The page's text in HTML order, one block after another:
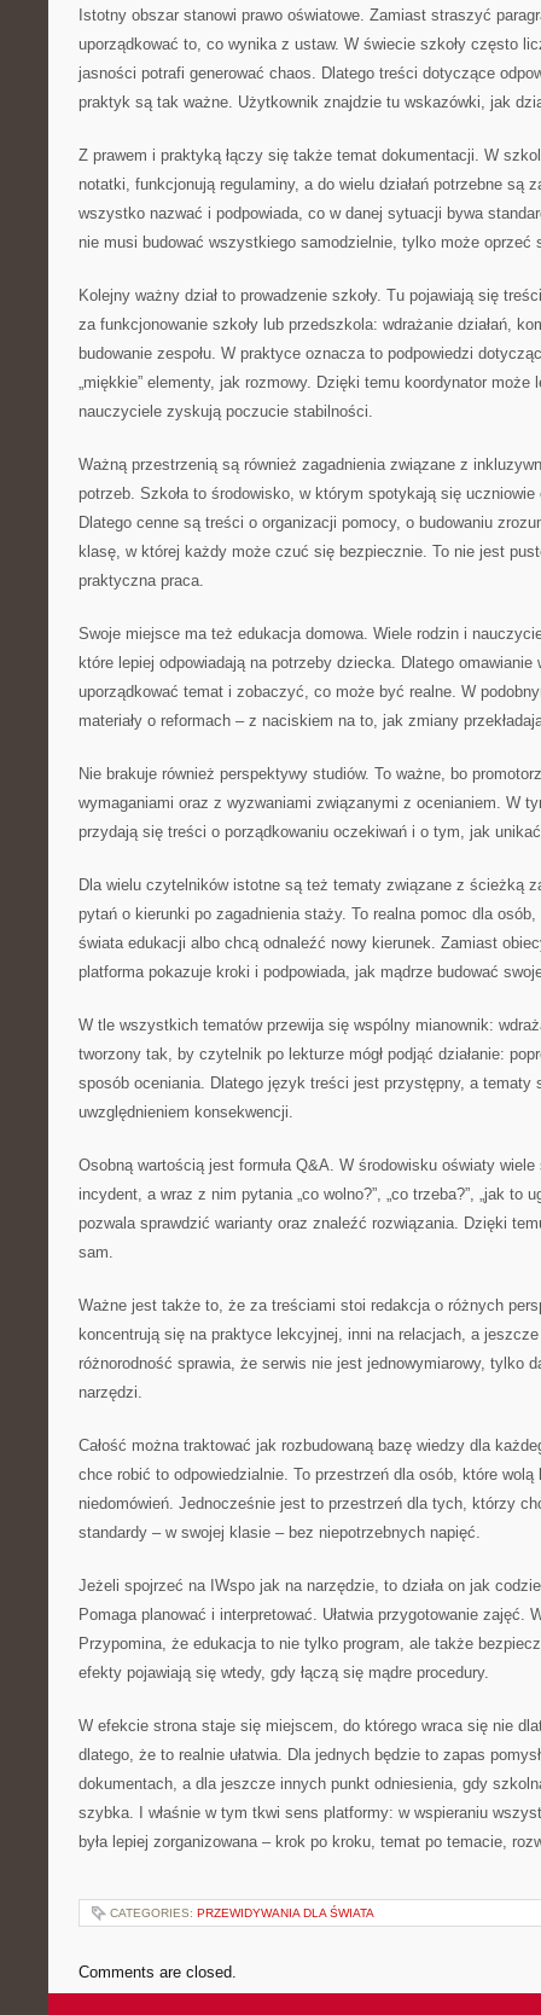
Istotny obszar stanowi prawo oświatowe. Zamiast straszyć
uporządkować to, co wynika z ustaw. W świecie szkoły często
jasności potrafi generować chaos. Dlatego treści dotyczące
praktyk są tak ważne. Użytkownik znajdzie tu wskazówki, jak
Z prawem i praktyką łączy się także temat dokumentacji. W
notatki, funkcjonują regulaminy, a do wielu działań potrzebne są
wszystko nazwać i podpowiada, co w danej sytuacji bywa
nie musi budować wszystkiego samodzielnie, tylko może oprzeć
Kolejny ważny dział to prowadzenie szkoły. Tu pojawiają się
za funkcjonowanie szkoły lub przedszkola: wdrażanie działań,
budowanie zespołu. W praktyce oznacza to podpowiedzi
„miękkie” elementy, jak rozmowy. Dzięki temu koordynator może
nauczyciele zyskują poczucie stabilności.
Ważną przestrzenią są również zagadnienia związane z
potrzeb. Szkoła to środowisko, w którym spotykają się
Dlatego cenne są treści o organizacji pomocy, o budowaniu
klasę, w której każdy może czuć się bezpiecznie. To nie jest
praktyczna praca.
Swoje miejsce ma też edukacja domowa. Wiele rodzin i
które lepiej odpowiadają na potrzeby dziecka. Dlatego omawianie
uporządkować temat i zobaczyć, co może być realne. W
materiały o reformach – z naciskiem na to, jak zmiany
Nie brakuje również perspektywy studiów. To ważne, bo
wymaganiami oraz z wyzwaniami związanymi z ocenianiem. W
przydają się treści o porządkowaniu oczekiwań i o tym, jak
Dla wielu czytelników istotne są też tematy związane z ścieżką
pytań o kierunki po zagadnienia staży. To realna pomoc dla
świata edukacji albo chcą odnaleźć nowy kierunek. Zamiast
platforma pokazuje kroki i podpowiada, jak mądrze budować
W tle wszystkich tematów przewija się wspólny mianownik:
tworzony tak, by czytelnik po lekturze mógł podjąć działanie:
sposób oceniania. Dlatego język treści jest przystępny, a tematy
uwzględnieniem konsekwencji.
Osobną wartością jest formuła Q&A. W środowisku oświaty
incydent, a wraz z nim pytania „co wolno?”, „co trzeba?”, „jak to
pozwala sprawdzić warianty oraz znaleźć rozwiązania. Dzięki
sam.
Ważne jest także to, że za treściami stoi redakcja o różnych
koncentrują się na praktyce lekcyjnej, inni na relacjach, a
różnorodność sprawia, że serwis nie jest jednowymiarowy, tylko
narzędzi.
Całość można traktować jak rozbudowaną bazę wiedzy dla
chce robić to odpowiedzialnie. To przestrzeń dla osób, które
niedomówień. Jednocześnie jest to przestrzeń dla tych, którzy
standardy – w swojej klasie – bez niepotrzebnych napięć.
Jeżeli spojrzeć na IWspo jak na narzędzie, to działa on jak
Pomaga planować i interpretować. Ułatwia przygotowanie zajęć.
Przypomina, że edukacja to nie tylko program, ale także
efekty pojawiają się wtedy, gdy łączą się mądre procedury.
W efekcie strona staje się miejscem, do którego wraca się nie
dlatego, że to realnie ułatwia. Dla jednych będzie to zapas
dokumentach, a dla jeszcze innych punkt odniesienia, gdy
szybka. I właśnie w tym tkwi sens platformy: w wspieraniu
była lepiej zorganizowana – krok po kroku, temat po temacie,
CATEGORIES: PRZEWIDYWANIA DLA ŚWIATA
Comments are closed.